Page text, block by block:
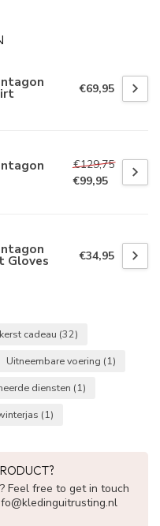
€69,95
€129,75
€99,95
Gloves €34,95
kerst cadeau (32)
Uitneembare voering (1)
diensten (1)
(1)
Feel free to get in touch